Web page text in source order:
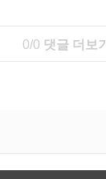
0/0 댓글 더보기